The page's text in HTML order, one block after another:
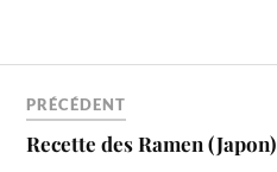
seulement un plat, c'est une…
PRÉCÉDENT
Recette des Ramen (Japon)